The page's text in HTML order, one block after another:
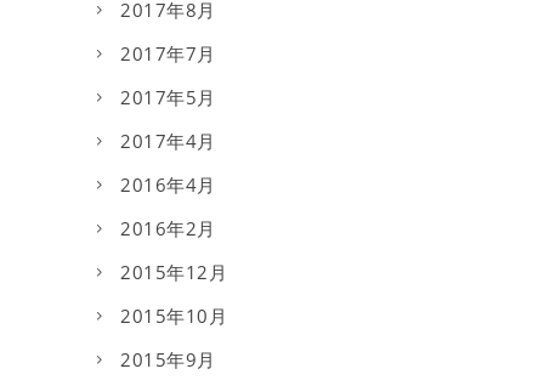
2017年8月
2017年7月
2017年5月
2017年4月
2016年4月
2016年2月
2015年12月
2015年10月
2015年9月